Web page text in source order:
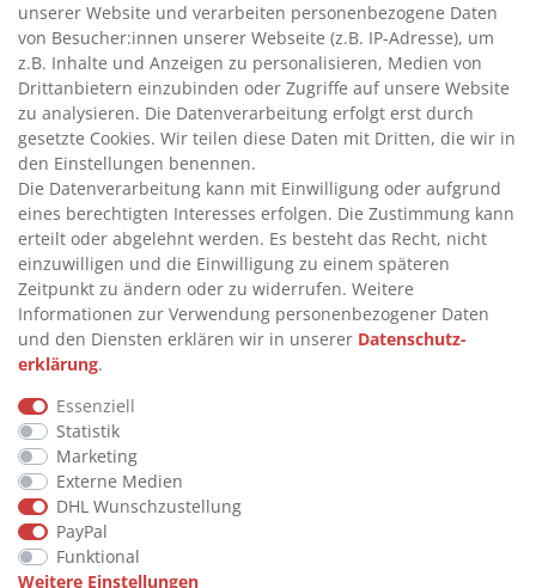
>
HANDPUMPEN FÜR ÖLE
>
TANKANLAGEN
>
ADBLUE® BETANKUNG
INFORMATIONEN
>
FAQ
>
VERTRAG WIDERRUFEN
>
WIDERRUFSRECHT
>
WIDERRUFSFORMULAR
IMPRESSUM
>
DATENSCHUTZERKLÄRUNG
>
AGB
>
KONTAKT
© Copyright 2026 by STU Tanktechnik
unserer Website und verarbeiten personenbezogene Daten
von Besucher:innen unserer Webseite (z.B. IP-Adresse), um
z.B. Inhalte und Anzeigen zu personalisieren, Medien von
Drittanbietern einzubinden oder Zugriffe auf unsere Website
zu analysieren. Die Datenverarbeitung erfolgt erst durch
gesetzte Cookies. Wir teilen diese Daten mit Dritten, die wir in
den Einstellungen benennen.
Die Datenverarbeitung kann mit Einwilligung oder aufgrund
eines berechtigten Interesses erfolgen. Die Zustimmung kann
erteilt oder abgelehnt werden. Es besteht das Recht, nicht
einzuwilligen und die Einwilligung zu einem späteren
Zeitpunkt zu ändern oder zu widerrufen. Weitere
Informationen zur Verwendung personenbezogener Daten
und den Diensten erklären wir in unserer Daten­schutz­
erklärung.
Essenziell
Statistik
Marketing
Externe Medien
DHL Wunschzustellung
PayPal
Funktional
Weitere Einstellungen